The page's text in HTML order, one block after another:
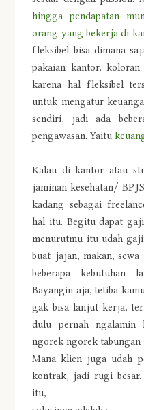
hingga pendapatan
orang yang bekerja di
fleksibel bisa dimana
pakaian kantor,
karena hal fleksibel
untuk mengatur
sendiri, jadi ada
pengawasan. Yaitu
Kalau di kantor atau
jaminan kesehatan/
kadang sebagai
hal itu. Begitu dapat
menurutmu itu udah
buat jajan, makan,
beberapa kebutuhan
Bayangin aja, tetiba
gak bisa lanjut kerja,
dulu pernah ngalamin
ngorek ngorek tabungan
Mana klien juga udah
kontrak, jadi rugi besar.
itu,